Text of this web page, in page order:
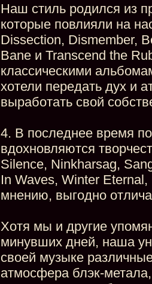
Наш стиль родился из
которые повлияли на
Dissection, Dismember,
Bane и Transcend the
классическими
хотели передать дух и
выработать свой
4. В последнее время
вдохновляются
Silence, Ninkharsag,
In Waves, Winter
мнению, выгодно
Хотя мы и другие
минувших дней, наша
своей музыке
атмосфера блэк-